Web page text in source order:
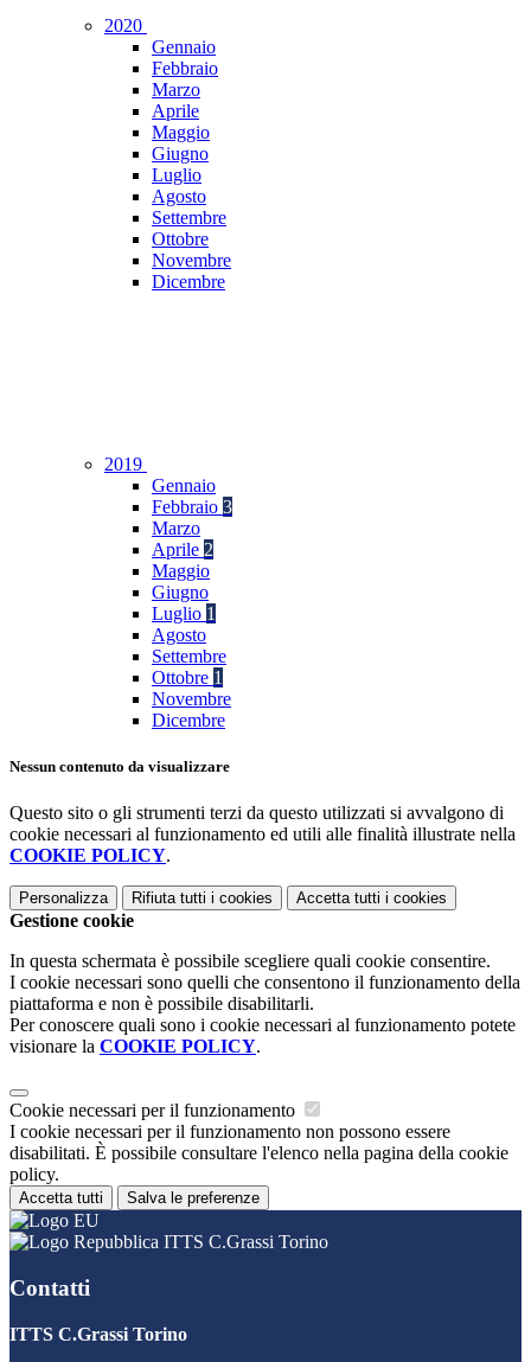
2020
Gennaio
Febbraio
Marzo
Aprile
Maggio
Giugno
Luglio
Agosto
Settembre
Ottobre
Novembre
Dicembre
2019
Gennaio
Febbraio 3
Marzo
Aprile 2
Maggio
Giugno
Luglio 1
Agosto
Settembre
Ottobre 1
Novembre
Dicembre
Nessun contenuto da visualizzare
Questo sito o gli strumenti terzi da questo utilizzati si avvalgono di
cookie necessari al funzionamento ed utili alle finalità illustrate nella
COOKIE POLICY.
Personalizza Rifiuta tutti i cookies Accetta tutti i cookies
Gestione cookie
In questa schermata è possibile scegliere quali cookie consentire.
I cookie necessari sono quelli che consentono il funzionamento della
piattaforma e non è possibile disabilitarli.
Per conoscere quali sono i cookie necessari al funzionamento potete
visionare la COOKIE POLICY.
Cookie necessari per il funzionamento
I cookie necessari per il funzionamento non possono essere
disabilitati. È possibile consultare l'elenco nella pagina della cookie
policy.
Accetta tutti Salva le preferenze
ITTS C.Grassi Torino
Contatti
ITTS C.Grassi Torino